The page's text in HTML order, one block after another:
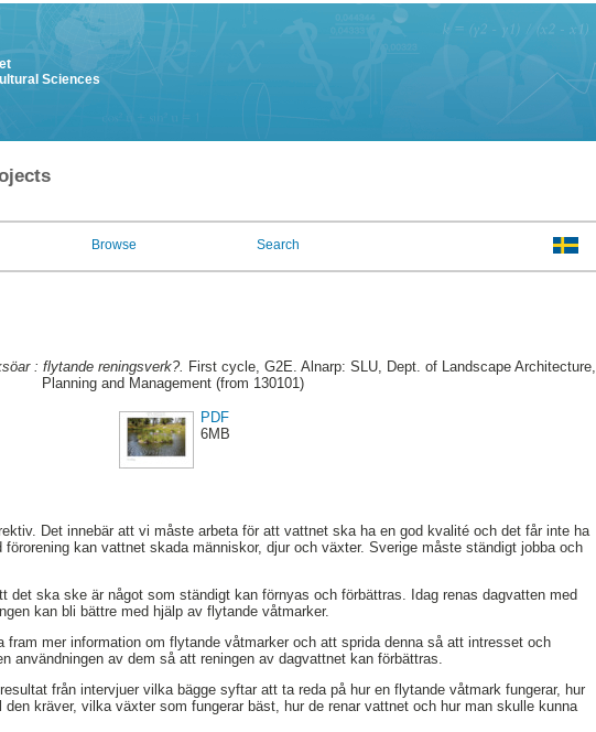
Sciences
Browse Search
: flytande reningsverk?. First cycle, G2E. Alnarp: SLU, Dept. of Landscape Architecture,
Planning and Management (from 130101)
PDF
6MB
Det innebär att vi måste arbeta för att vattnet ska ha en god kvalité och det får inte ha
kan vattnet skada människor, djur och växter. Sverige måste ständigt jobba och
det ska ske är något som ständigt kan förnyas och förbättras. Idag renas dagvatten med
kan bli bättre med hjälp av flytande våtmarker.
mer information om flytande våtmarker och att sprida denna så att intresset och
användningen av dem så att reningen av dagvattnet kan förbättras.
från intervjuer vilka bägge syftar att ta reda på hur en flytande våtmark fungerar, hur
kräver, vilka växter som fungerar bäst, hur de renar vattnet och hur man skulle kunna